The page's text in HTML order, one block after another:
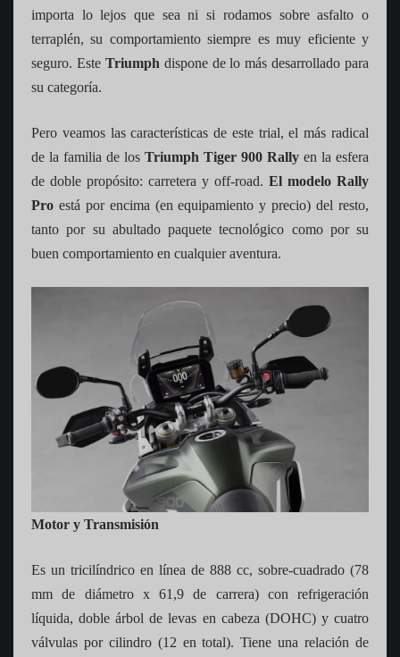
importa lo lejos que sea ni si rodamos sobre asfalto o
terraplén, su comportamiento siempre es muy eficiente y
seguro. Este Triumph dispone de lo más desarrollado para
su categoría.
Pero veamos las características de este trial, el más radical
de la familia de los Triumph Tiger 900 Rally en la esfera
de doble propósito: carretera y off-road. El modelo Rally
Pro está por encima (en equipamiento y precio) del resto,
tanto por su abultado paquete tecnológico como por su
buen comportamiento en cualquier aventura.
Motor y Transmisión
Es un tricilíndrico en línea de 888 cc, sobre-cuadrado (78
mm de diámetro x 61,9 de carrera) con refrigeración
líquida, doble árbol de levas en cabeza (DOHC) y cuatro
válvulas por cilindro (12 en total). Tiene una relación de